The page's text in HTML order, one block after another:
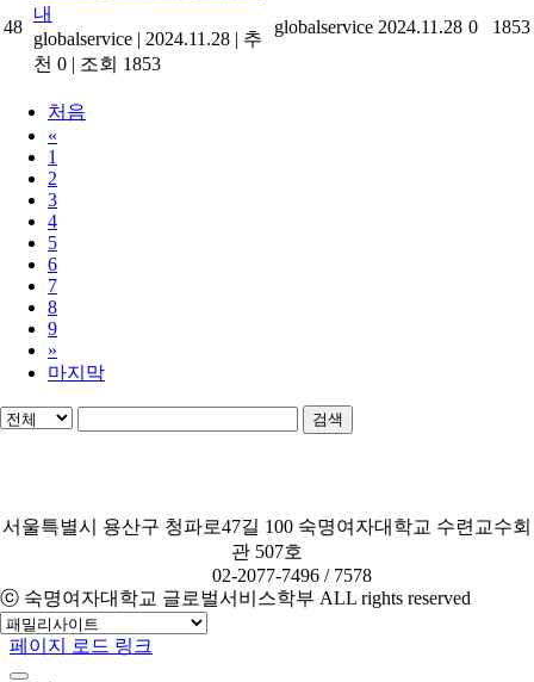
48
내
globalservice | 2024.11.28 | 추
천 0 | 조회 1853
globalservice 2024.11.28 0 1853
처음
«
1
2
3
4
5
6
7
8
9
»
마지막
검색
서울특별시 용산구 청파로47길 100 숙명여자대학교 수련교수회
관 507호
02-2077-7496 / 7578
ⓒ 숙명여자대학교 글로벌서비스학부 ALL rights reserved
페이지 로드 링크